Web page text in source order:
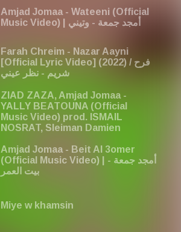
Amjad Jomaa - Wateeni (Official
Music Video) | أمجد جمعة - وتيني
Farah Chreim - Nazar Aayni
[Official Lyric Video] (2022) / فرح
شريم - نظر عيني
ZIAD ZAZA, Amjad Jomaa -
YALLY BEATOUNA (Official
Music Video) prod. ISMAIL
NOSRAT, Sleiman Damien
Amjad Jomaa - Beit Al 3omer
(Official Music Video) | أمجد جمعة -
بيت العمر
Miye w khamsin